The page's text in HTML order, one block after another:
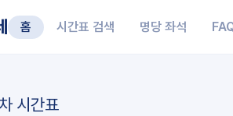
홈 시간표 검색 명당 좌석
시간표